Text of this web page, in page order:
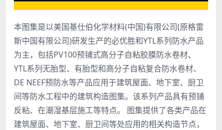
本图集是以美国基仕伯化学材料(中国)有限公司(原格雷
斯中国有限公司)研发生产的必优胜和YTL系列防水产品
为主，包括PV100预铺式高分子自粘胶膜防水卷材、
YTL系列无胎型、有胎型和高分子自粘复合防水卷材、
DE NEEF预防水等产品应用于建筑屋面、地下室、厨卫
间等防水工程中的建筑构造图集。该系列产品具有预铺
反粘、在潮湿基层施工等特点。 图集提供了各类产品在
建筑屋面、地下室、厨卫间等处应用的相关构造节点，